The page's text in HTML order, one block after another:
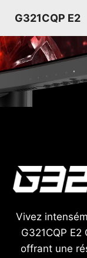
G321CQP E2
Vivez
G321CQP
offrant une